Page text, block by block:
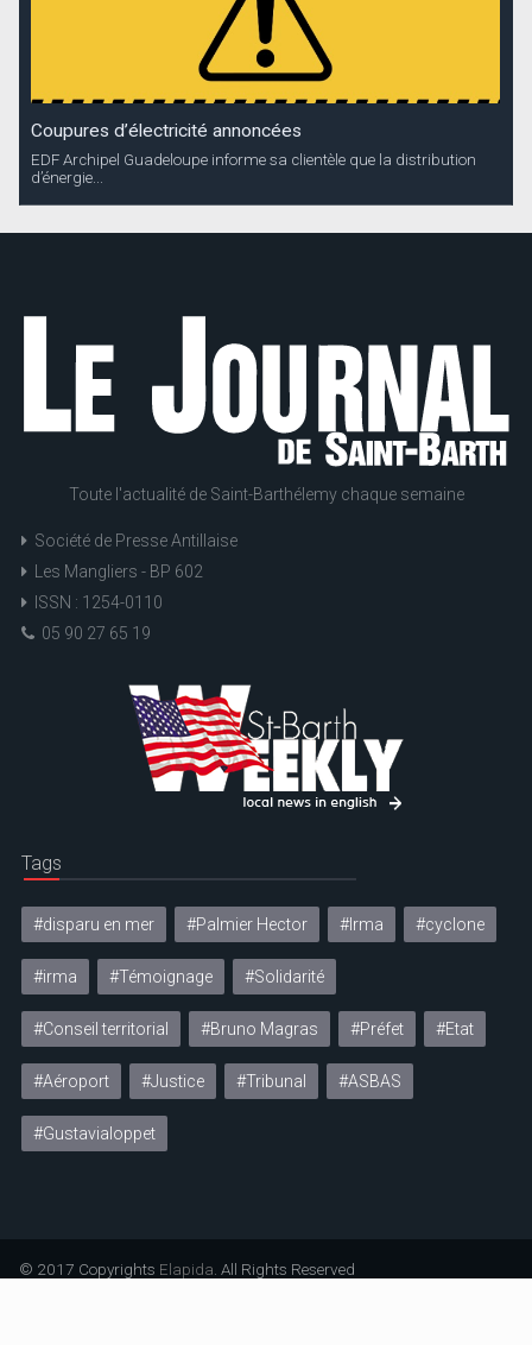
Coupures d’électricité annoncées
EDF Archipel Guadeloupe informe sa clientèle que la distribution
d’énergie...
Toute l'actualité de Saint-Barthélemy chaque semaine
Société de Presse Antillaise
Les Mangliers - BP 602
ISSN : 1254-0110
05 90 27 65 19
Tags
#disparu en mer #Palmier Hector #Irma #cyclone
#irma #Témoignage #Solidarité
#Conseil territorial #Bruno Magras #Préfet #Etat
#Aéroport #Justice #Tribunal #ASBAS
#Gustavialoppet
© 2017 Copyrights Elapida . All Rights Reserved